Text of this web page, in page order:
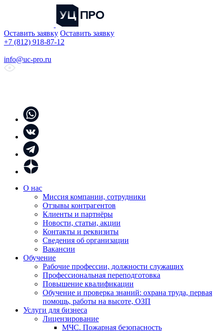
Оставить заявку Оставить заявку
+7 (812) 918-87-12
info@uc-pro.ru
О нас
Миссия компании, сотрудники
Отзывы контрагентов
Клиенты и партнёры
Новости, статьи, акции
Контакты и реквизиты
Сведения об организации
Вакансии
Обучение
Рабочие профессии, должности служащих
Профессиональная переподготовка
Повышение квалификации
Обучение и проверка знаний: охрана труда, первая
помощь, работы на высоте, ОЗП
Услуги для бизнеса
Лицензирование
МЧС. Пожарная безопасность